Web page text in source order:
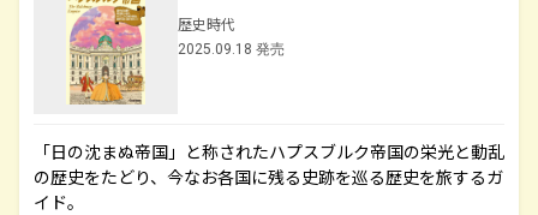
歴史時代
2025.09.18 発売
「日の沈まぬ帝国」と称されたハプスブルク帝国の栄光と動乱
の歴史をたどり、今なお各国に残る史跡を巡る歴史を旅するガ
イド。